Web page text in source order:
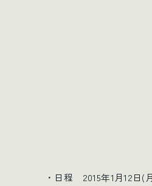
・日程 2015年1月12日(